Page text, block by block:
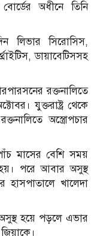
অধীনে তিনি
লিভার সিরোসিস,
ডায়াবেটিসসহ
রক্তনালিতে
যুক্তরাষ্ট্র থেকে
অস্ত্রোপচার
মাসের বেশি সময়
পরে আবার অসুস্থ
খালেদা
হয়ে পড়লে এভার